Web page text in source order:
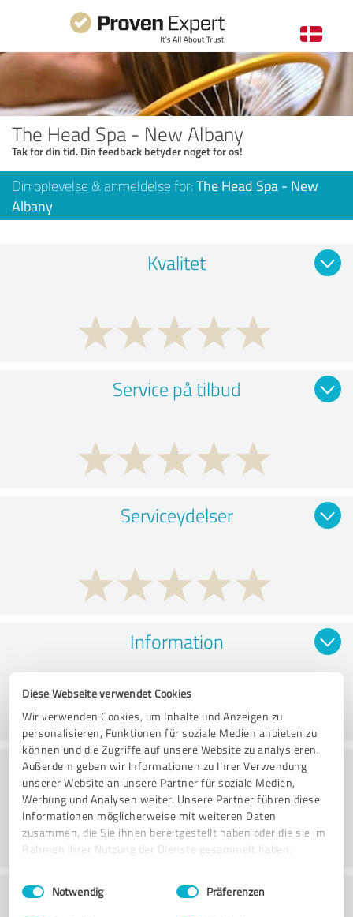
Diese Webseite verwendet Cookies
Wir verwenden Cookies, um Inhalte und Anzeigen zu
personalisieren, Funktionen für soziale Medien anbieten zu
können und die Zugriffe auf unsere Website zu analysieren.
Außerdem geben wir Informationen zu Ihrer Verwendung
unserer Website an unsere Partner für soziale Medien,
Werbung und Analysen weiter. Unsere Partner führen diese
Informationen möglicherweise mit weiteren Daten
zusammen, die Sie ihnen bereitgestellt haben oder die sie im
Rahmen Ihrer Nutzung der Dienste gesammelt haben.
Impressum Datenschutzbestimmungen
Einwilligungsauswahl
Notwendig Präferenzen
The Head Spa - New Albany
Tak for din tid. Din feedback betyder noget for os!
Din oplevelse & anmeldelse for: The Head Spa - New
Albany
Kvalitet
Service på tilbud
Serviceydelser
Information
Værdi
Kundeservice